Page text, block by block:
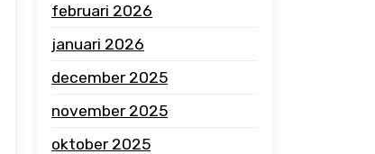
februari 2026
januari 2026
december 2025
november 2025
oktober 2025